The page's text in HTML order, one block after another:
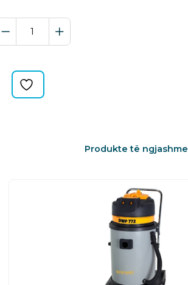
REZERVUAR
Produkte të ngjashme